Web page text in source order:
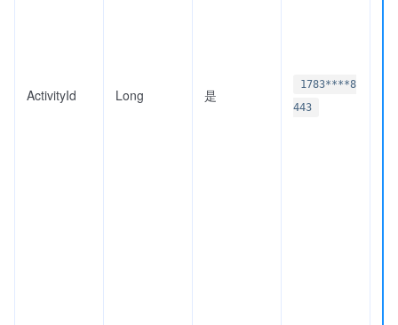
ActivityId Long 是
1783****8
443